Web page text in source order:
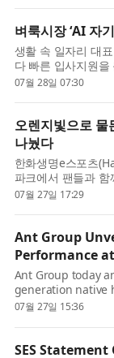
벼룩시장 ‘AI 자
생활 속 일자리 대
다 빠른 입사지원을
28일 밝혔다. AI 자
07월 28일 07:30
오렌지빛으로
나눴다
한화생명e스포츠
파크에서 팬들과 함
이’를 진행했다. 이
07월 27일 17:29
Ant Group
Performance
Ant Group today
generation native
specifically for
07월 27일 15:36
SES Statement